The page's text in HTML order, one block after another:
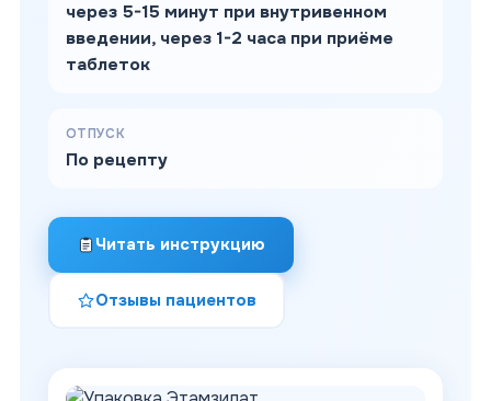
через 5-15 минут при внутривенном
введении, через 1-2 часа при приёме
таблеток
ОТПУСК
По рецепту
Читать инструкцию
Отзывы пациентов